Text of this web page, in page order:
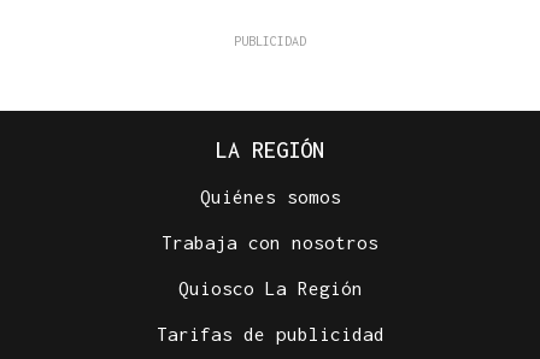
LA REGIÓN
Quiénes somos
Trabaja con nosotros
Quiosco La Región
Tarifas de publicidad